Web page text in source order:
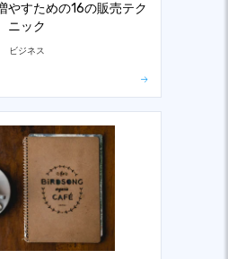
やすための16の販売テク
ニック
ビジネス